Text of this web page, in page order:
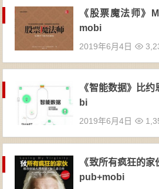
《股票魔法师》
mobi
2019年6月4日
《智能数据》比
bi
2019年6月4日
《致所有疯狂的
pub+mobi